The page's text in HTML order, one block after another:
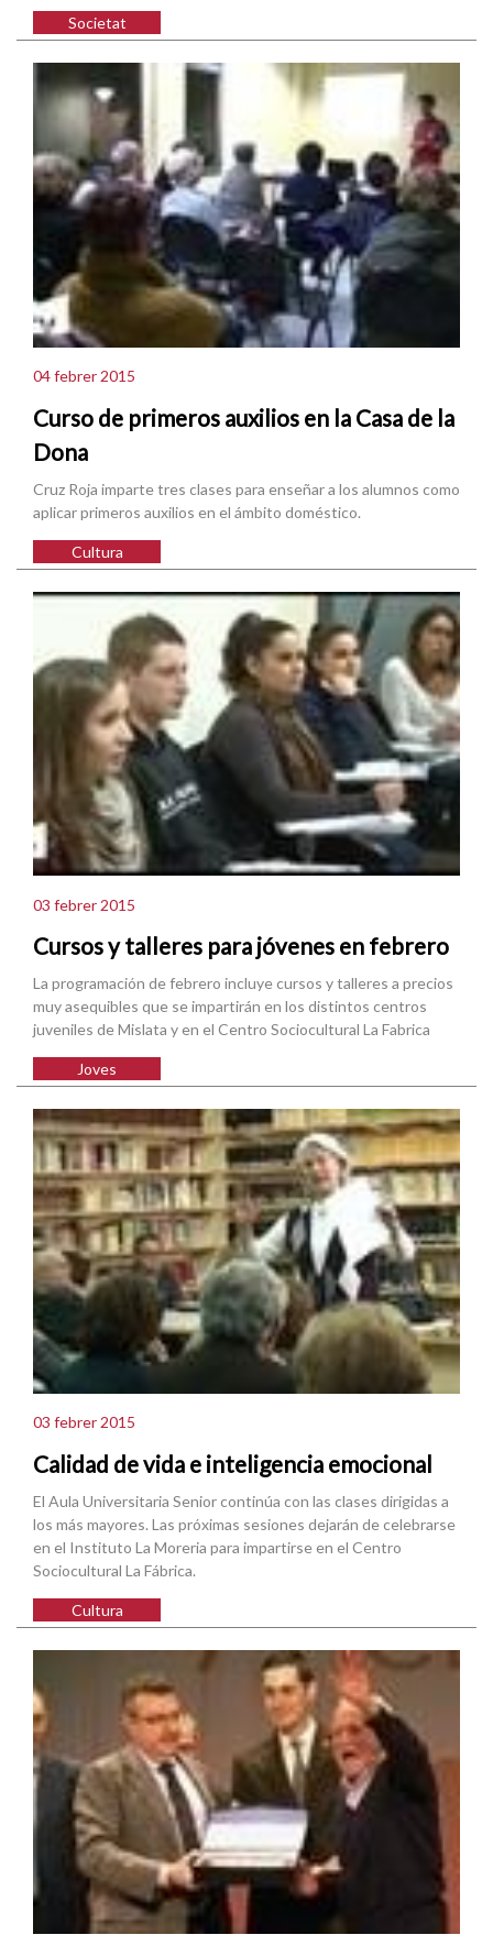
Societat
04 febrer 2015
Curso de primeros auxilios en la Casa de la
Dona
Cruz Roja imparte tres clases para enseñar a los alumnos como
aplicar primeros auxilios en el ámbito doméstico.
Cultura
03 febrer 2015
Cursos y talleres para jóvenes en febrero
La programación de febrero incluye cursos y talleres a precios
muy asequibles que se impartirán en los distintos centros
juveniles de Mislata y en el Centro Sociocultural La Fabrica
Joves
03 febrer 2015
Calidad de vida e inteligencia emocional
El Aula Universitaria Senior continúa con las clases dirigidas a
los más mayores. Las próximas sesiones dejarán de celebrarse
en el Instituto La Moreria para impartirse en el Centro
Sociocultural La Fábrica.
Cultura